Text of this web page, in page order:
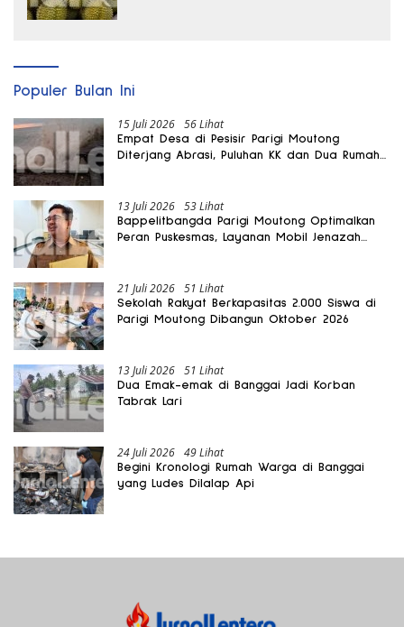
Populer Bulan Ini
15 Juli 2026 56 Lihat
Empat Desa di Pesisir Parigi Moutong
Diterjang Abrasi, Puluhan KK dan Dua Rumah
13 Juli 2026 53 Lihat
Bappelitbangda Parigi Moutong Optimalkan
Peran Puskesmas, Layanan Mobil Jenazah
21 Juli 2026 51 Lihat
Sekolah Rakyat Berkapasitas 2.000 Siswa di
Parigi Moutong Dibangun Oktober 2026
13 Juli 2026 51 Lihat
Dua Emak-emak di Banggai Jadi Korban
Tabrak Lari
24 Juli 2026 49 Lihat
Begini Kronologi Rumah Warga di Banggai
yang Ludes Dilalap Api